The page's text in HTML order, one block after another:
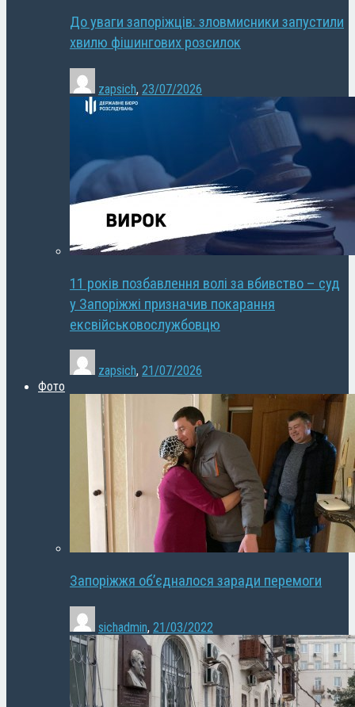
До уваги запоріжців: зловмисники запустили
хвилю фішингових розсилок
zapsich, 23/07/2026
11 років позбавлення волі за вбивство – суд
у Запоріжжі призначив покарання
ексвійськовослужбовцю
zapsich, 21/07/2026
Фото
Запоріжжя об’єдналося заради перемоги
sichadmin, 21/03/2022